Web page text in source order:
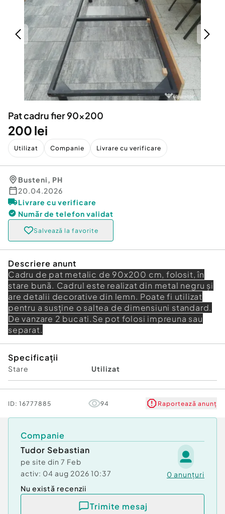
Servicii
Animale de companie
Afaceri și echipamente profesionale
Inchiriere Bunuri si Vehicule
Utilaje agricole si industriale
Piese auto si accesorii
Dacia Duster
Pat cadru fier 90x200
200 lei
Utilizat Companie Livrare cu verificare
Busteni, PH
20.04.2026
Livrare cu verificare
Număr de telefon validat
Salvează la favorite
Descriere anunt
Cadru de pat metalic de 90x200 cm, folosit, în
stare bună. Cadrul este realizat din metal negru și
are detalii decorative din lemn. Poate fi utilizat
pentru a susține o saltea de dimensiuni standard.
De vanzare 2 bucati.Se pot folosi impreuna sau
separat.
Specificații
Stare Utilizat
ID: 16777885 94 Raportează anunț
Companie
Tudor Sebastian
pe site din 7 Feb
activ: 04 aug 2026 10:37 0 anunțuri
Nu există recenzii
Trimite mesaj